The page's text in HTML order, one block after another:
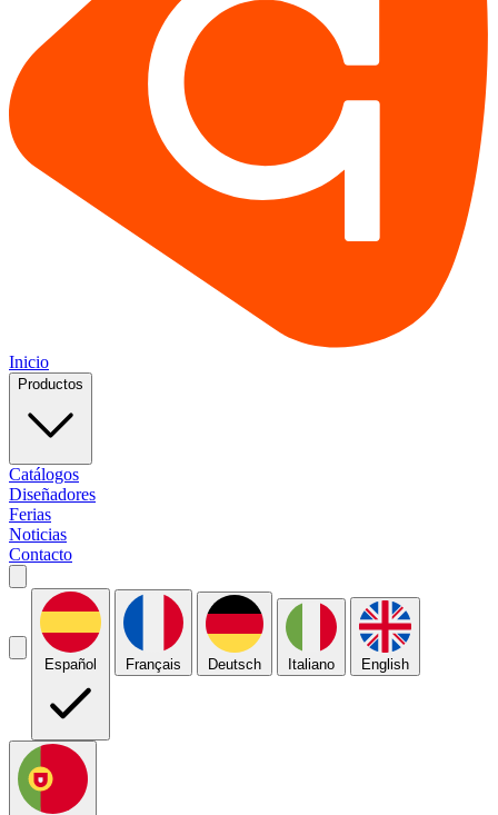
Inicio
Productos
Catálogos
Diseñadores
Ferias
Noticias
Contacto
Español Français Deutsch Italiano English